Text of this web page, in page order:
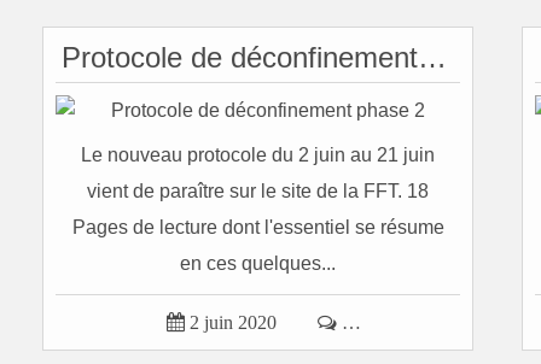
Protocole de déconfinement phase 2
Le nouveau protocole du 2 juin au 21 juin
vient de paraître sur le site de la FFT. 18
Pages de lecture dont l'essentiel se résume
en ces quelques...
 2 juin 2020  …